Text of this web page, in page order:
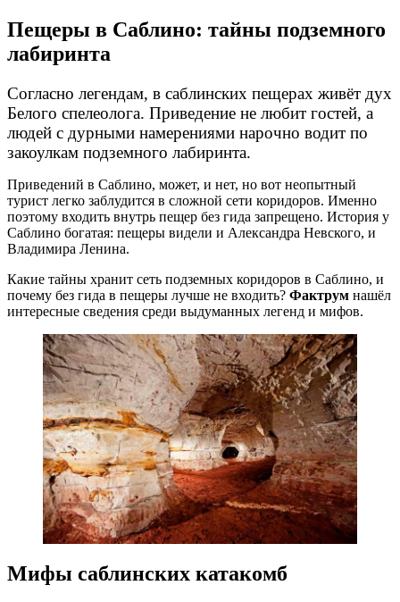
Пещеры в Саблино: тайны подземного
лабиринта
Согласно легендам, в саблинских пещерах живёт дух
Белого спелеолога. Приведение не любит гостей, а
людей с дурными намерениями нарочно водит по
закоулкам подземного лабиринта.
Приведений в Саблино, может, и нет, но вот неопытный
турист легко заблудится в сложной сети коридоров. Именно
поэтому входить внутрь пещер без гида запрещено. История у
Саблино богатая: пещеры видели и Александра Невского, и
Владимира Ленина.
Какие тайны хранит сеть подземных коридоров в Саблино, и
почему без гида в пещеры лучше не входить? Фактрум нашёл
интересные сведения среди выдуманных легенд и мифов.
Мифы саблинских катакомб